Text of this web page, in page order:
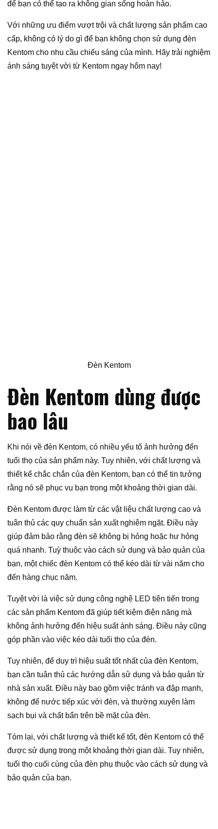
để bạn có thể tạo ra không gian sống hoàn hảo.
Với những ưu điểm vượt trội và chất lượng sản phẩm cao
cấp, không có lý do gì để bạn không chọn sử dụng đèn
Kentom cho nhu cầu chiếu sáng của mình. Hãy trải nghiệm
ánh sáng tuyệt vời từ Kentom ngay hôm nay!
Đèn Kentom
Đèn Kentom dùng được
bao lâu
Khi nói về đèn Kentom, có nhiều yếu tố ảnh hưởng đến
tuổi thọ của sản phẩm này. Tuy nhiên, với chất lượng và
thiết kế chắc chắn của đèn Kentom, bạn có thể tin tưởng
rằng nó sẽ phục vụ bạn trong một khoảng thời gian dài.
Đèn Kentom được làm từ các vật liệu chất lượng cao và
tuân thủ các quy chuẩn sản xuất nghiêm ngặt. Điều này
giúp đảm bảo rằng đèn sẽ không bị hỏng hoặc hư hỏng
quá nhanh. Tuỳ thuộc vào cách sử dụng và bảo quản của
bạn, một chiếc đèn Kentom có thể kéo dài từ vài năm cho
đến hàng chục năm.
Tuyệt vời là việc sử dụng công nghệ LED tiên tiến trong
các sản phẩm Kentom đã giúp tiết kiệm điện năng mà
không ảnh hưởng đến hiệu suất ánh sáng. Điều này cũng
góp phần vào việc kéo dài tuổi thọ của đèn.
Tuy nhiên, để duy trì hiệu suất tốt nhất của đèn Kentom,
bạn cần tuân thủ các hướng dẫn sử dụng và bảo quản từ
nhà sản xuất. Điều này bao gồm việc tránh va đập mạnh,
không để nước tiếp xúc với đèn, và thường xuyên làm
sạch bụi và chất bẩn trên bề mặt của đèn.
Tóm lại, với chất lượng và thiết kế tốt, đèn Kentom có thể
được sử dụng trong một khoảng thời gian dài. Tuy nhiên,
tuổi thọ cuối cùng của đèn phụ thuộc vào cách sử dụng và
bảo quản của bạn.